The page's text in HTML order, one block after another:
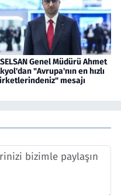
Genel Müdürü Ahmet
"Avrupa'nın en hızlı
mesajı